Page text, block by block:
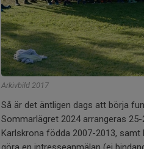
Arkivbild 2017
Så är det äntligen dags att börja
Sommarlägret 2024 arrangeras
Karlskrona födda 2007-2013,